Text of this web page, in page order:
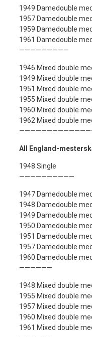
1949 Damedouble
1957 Damedouble
1959 Damedouble
1961 Damedouble
—————————
1946 Mixed double
1949 Mixed double
1951 Mixed double
1955 Mixed double
1960 Mixed double
1962 Mixed double
All England-
1948 Single
——————————
1947 Damedouble
1948 Damedouble
1949 Damedouble
1950 Damedouble
1951 Damedouble
1957 Damedouble
1960 Damedouble
——————
1948 Mixed double
1955 Mixed double
1957 Mixed double
1960 Mixed double
1961 Mixed double